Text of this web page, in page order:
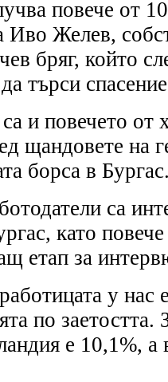
повече от
Иво Желев,
бряг, който
търси
и повечето от
щандовете на
борса в
са
като
етап за
у нас
по заетостта.
е 10,1%,